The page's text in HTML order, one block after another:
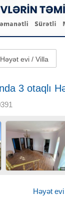
Həyət evi / Villa
3 otaqlı
Həyət